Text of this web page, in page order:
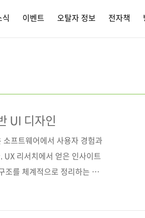
이벤트 오탈자 정보 전자책
UI 디자인
프트웨어에서 사용자 경험과
UX 리서치에서 얻은 인사이트
조를 체계적으로 정리하는 방
제 사례를 통해 설명한다. 모